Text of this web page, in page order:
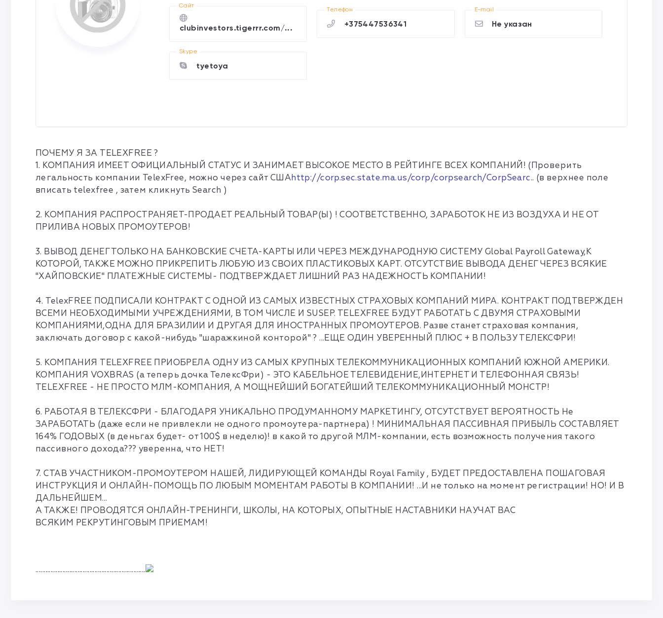
Cайт
clubinvestors.tigerrr.com/...
Телефон
+375447536341
E-mail
Не указан
Skype
tyetoya
ПОЧЕМУ Я ЗА TELEXFREE ?
1. КОМПАНИЯ ИМЕЕТ ОФИЦИАЛЬНЫЙ СТАТУС И ЗАНИМАЕТ ВЫСОКОЕ МЕСТО В РЕЙТИНГЕ ВСЕХ КОМПАНИЙ! (Проверить
легальность компании TelexFree, можно через сайт СШАhttp://corp.sec.state.ma.us/corp/corpsearch/CorpSearc.. (в верхнее поле
вписать telexfree , затем кликнуть Search )
2. КОМПАНИЯ РАСПРОСТРАНЯЕТ-ПРОДАЕТ РЕАЛЬНЫЙ ТОВАР(Ы) ! СООТВЕТСТВЕННО, ЗАРАБОТОК НЕ ИЗ ВОЗДУХА И НЕ ОТ
ПРИЛИВА НОВЫХ ПРОМОУТЕРОВ!
3. ВЫВОД ДЕНЕГ ТОЛЬКО НА БАНКОВСКИЕ СЧЕТА-КАРТЫ ИЛИ ЧЕРЕЗ МЕЖДУНАРОДНУЮ СИСТЕМУ Global Payroll Gateway,К
КОТОРОЙ, ТАКЖЕ МОЖНО ПРИКРЕПИТЬ ЛЮБУЮ ИЗ СВОИХ ПЛАСТИКОВЫХ КАРТ. ОТСУТСТВИЕ ВЫВОДА ДЕНЕГ ЧЕРЕЗ ВСЯКИЕ
"ХАЙПОВСКИЕ" ПЛАТЕЖНЫЕ СИСТЕМЫ- ПОДТВЕРЖДАЕТ ЛИШНИЙ РАЗ НАДЕЖНОСТЬ КОМПАНИИ!
4. TelexFREE ПОДПИСАЛИ КОНТРАКТ С ОДНОЙ ИЗ САМЫХ ИЗВЕСТНЫХ СТРАХОВЫХ КОМПАНИЙ МИРА. КОНТРАКТ ПОДТВЕРЖДЕН
ВСЕМИ НЕОБХОДИМЫМИ УЧРЕЖДЕНИЯМИ, В ТОМ ЧИСЛЕ И SUSEP. TELEXFREE БУДУТ РАБОТАТЬ С ДВУМЯ СТРАХОВЫМИ
КОМПАНИЯМИ,ОДНА ДЛЯ БРАЗИЛИИ И ДРУГАЯ ДЛЯ ИНОСТРАННЫХ ПРОМОУТЕРОВ. Разве станет страховая компания,
заключать договор с какой-нибудь "шаражкиной конторой" ? ...ЕЩЕ ОДИН УВЕРЕННЫЙ ПЛЮС + В ПОЛЬЗУ ТЕЛЕКСФРИ!
5. КОМПАНИЯ TELEXFREE ПРИОБРЕЛА ОДНУ ИЗ САМЫХ КРУПНЫХ ТЕЛЕКОММУНИКАЦИОННЫХ КОМПАНИЙ ЮЖНОЙ АМЕРИКИ.
КОМПАНИЯ VOXBRAS (а теперь дочка ТелексФри) - ЭТО КАБЕЛЬНОЕ ТЕЛЕВИДЕНИЕ,ИНТЕРНЕТ И ТЕЛЕФОННАЯ СВЯЗЬ!
TELEXFREE - НЕ ПРОСТО МЛМ-КОМПАНИЯ, А МОЩНЕЙШИЙ БОГАТЕЙШИЙ ТЕЛЕКОММУНИКАЦИОННЫЙ МОНСТР!
6. РАБОТАЯ В ТЕЛЕКСФРИ - БЛАГОДАРЯ УНИКАЛЬНО ПРОДУМАННОМУ МАРКЕТИНГУ, ОТСУТСТВУЕТ ВЕРОЯТНОСТЬ Не
ЗАРАБОТАТЬ (даже если не привлекли не одного промоутера-партнера) ! МИНИМАЛЬНАЯ ПАССИВНАЯ ПРИБЫЛЬ СОСТАВЛЯЕТ
164% ГОДОВЫХ (в деньгах будет- от 100$ в неделю)! в какой то другой МЛМ-компании, есть возможность получения такого
пассивного дохода??? уверенна, что НЕТ!
7. СТАВ УЧАСТНИКОМ-ПРОМОУТЕРОМ НАШЕЙ, ЛИДИРУЮЩЕЙ КОМАНДЫ Royal Family , БУДЕТ ПРЕДОСТАВЛЕНА ПОШАГОВАЯ
ИНСТРУКЦИЯ И ОНЛАЙН-ПОМОЩЬ ПО ЛЮБЫМ МОМЕНТАМ РАБОТЫ В КОМПАНИИ! ...И не только на момент регистрации! НО! И В
ДАЛЬНЕЙШЕМ...
А ТАКЖЕ! ПРОВОДЯТСЯ ОНЛАЙН-ТРЕНИНГИ, ШКОЛЫ, НА КОТОРЫХ, ОПЫТНЫЕ НАСТАВНИКИ НАУЧАТ ВАС
ВСЯКИМ РЕКРУТИНГОВЫМ ПРИЕМАМ!
.................................................................